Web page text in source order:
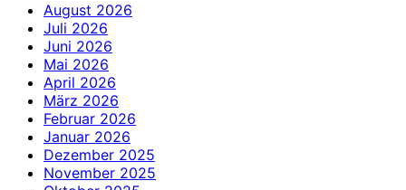
August 2026
Juli 2026
Juni 2026
Mai 2026
April 2026
März 2026
Februar 2026
Januar 2026
Dezember 2025
November 2025